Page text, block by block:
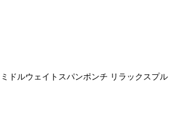
ミドルウェイトスパンポンチ リラックスプル